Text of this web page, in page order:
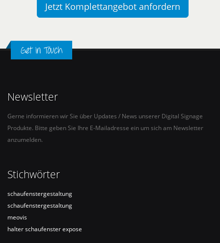
Jetzt Komplettangebot anfordern
Get in Touch
Newsletter
Gerne informieren wir Sie über Updates / News unserer Digital Signage
Produkte. Bitte geben Sie Ihre E-Mailadresse ein um sich am Newsletter
anzumelden.
Stichwörter
schaufenstergestaltung
schaufenstergestaltung
meovis
halter schaufenster expose